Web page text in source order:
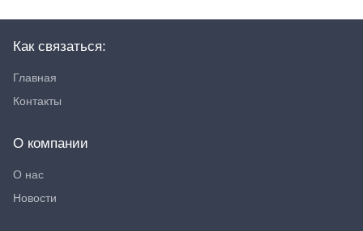
Как связаться:
Главная
Контакты
О компании
О нас
Новости